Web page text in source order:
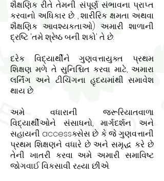
શૈક્ષણિક રીતે તેમની સંપૂર્ણ સંભાવના પ્રાપ્ત
કરવાનો અધિકાર છે. , શારીરિક ક્ષમતા અથવા
શૈક્ષણિક આવશ્યકતાઓ) અમારી શાળાની
દ્રષ્ટિ 'તમે શ્રેષ્ઠ બની શકો' તે છે.
દરેક વિદ્યાર્થીને ગુણવત્તાયુક્ત પ્રથમ
શિક્ષણ મળે તે સુનિશ્ચિત કરવા માટે, અમારા
લર્નિંગ અને ટીચિંગના હૃદયમાંથી સમાવેશ
થાય છે.
અમે વધારાની જરૂરિયાતવાળા
વિદ્યાર્થીઓને સંસાધનો, માર્ગદર્શન અને
સહાયની accessક્સેસ છે કે જે ગુણવત્તાની
પ્રથમ શિક્ષણને વધારે છે અને સમૃદ્ધ કરે છે
તેની ખાતરી કરવા અમે અમારી સમાવિષ્ટ
જોગવાઈ વિકસાવી રહ્યા છીએ.